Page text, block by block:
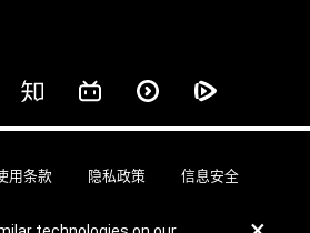
用条款 隐私政策 信息安全